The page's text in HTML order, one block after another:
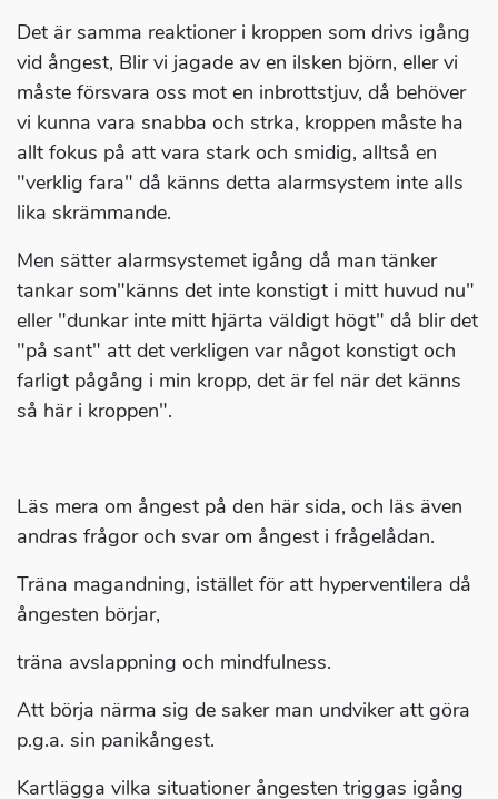
Det är samma reaktioner i kroppen som drivs igång
vid ångest, Blir vi jagade av en ilsken björn, eller vi
måste försvara oss mot en inbrottstjuv, då behöver
vi kunna vara snabba och strka, kroppen måste ha
allt fokus på att vara stark och smidig, alltså en
"verklig fara" då känns detta alarmsystem inte alls
lika skrämmande.
Men sätter alarmsystemet igång då man tänker
tankar som"känns det inte konstigt i mitt huvud nu"
eller "dunkar inte mitt hjärta väldigt högt" då blir det
"på sant" att det verkligen var något konstigt och
farligt pågång i min kropp, det är fel när det känns
så här i kroppen".
Läs mera om ångest på den här sida, och läs även
andras frågor och svar om ångest i frågelådan.
Träna magandning, istället för att hyperventilera då
ångesten börjar,
träna avslappning och mindfulness.
Att börja närma sig de saker man undviker att göra
p.g.a. sin panikångest.
Kartlägga vilka situationer ångesten triggas igång